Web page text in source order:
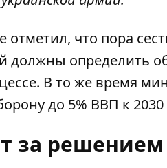
отметил, что пора
должны определить
В то же время
до 5% ВВП к 2030
за